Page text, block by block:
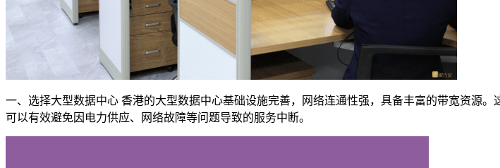
一、选择大型数据中心 香港的大型数据中心基础设施完善，网络连通性强，具备丰富的带宽资源
可以有效避免因电力供应、网络故障等问题导致的服务中断。